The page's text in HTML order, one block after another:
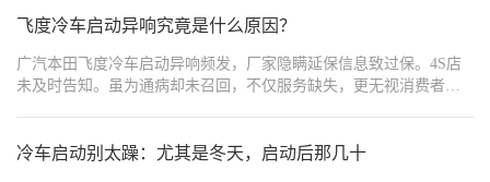
飞度冷车启动异响究竟是什么原因？
广汽本田飞度冷车启动异响频发，厂家隐瞒延保信息致过保。4S店
未及时告知。虽为通病却未召回，不仅服务缺失，更无视消费者权
冷车启动别太躁：尤其是冬天，启动后那几十